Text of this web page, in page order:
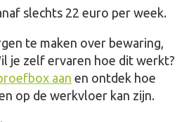
slechts 22 euro per week.
te maken over bewaring,
je zelf ervaren hoe dit werkt?
aan en ontdek hoe
op de werkvloer kan zijn.